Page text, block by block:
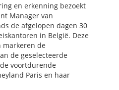
en erkenning bezoekt
Manager van
de afgelopen dagen 30
in België. Deze
markeren de
de geselecteerde
voortdurende
Paris en haar